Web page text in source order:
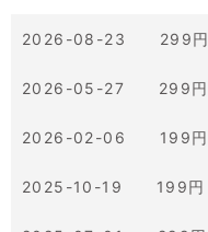
2026-08-23 299円
2026-05-27 299円
2026-02-06 199円
2025-10-19 199円